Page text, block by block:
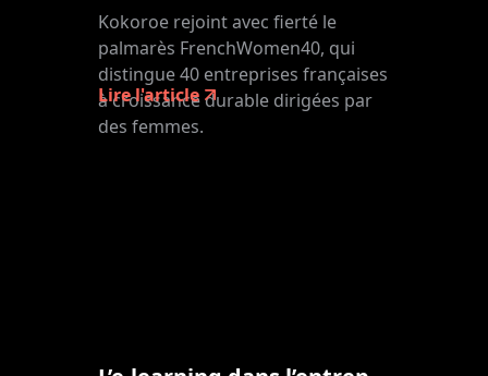
Kokoroe rejoint avec fierté le
palmarès FrenchWomen40, qui
distingue 40 entreprises françaises
à croissance durable dirigées par
des femmes.
Lire l'article